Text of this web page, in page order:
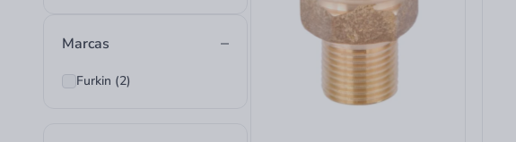
Marcas
Furkin (2)